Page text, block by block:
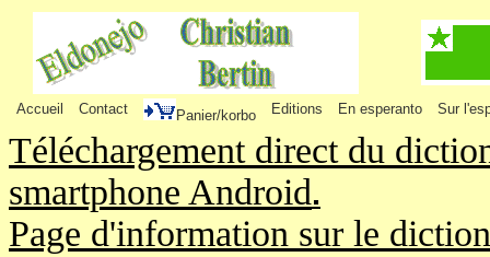
Accueil Contact Panier/korbo Editions En esperanto Sur
Téléchargement direct du
smartphone Android.
Page d'information sur le